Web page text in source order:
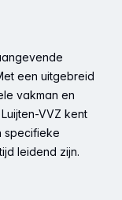
een uitgebreid
vakman en
VVZ kent
specifieke
leidend zijn.